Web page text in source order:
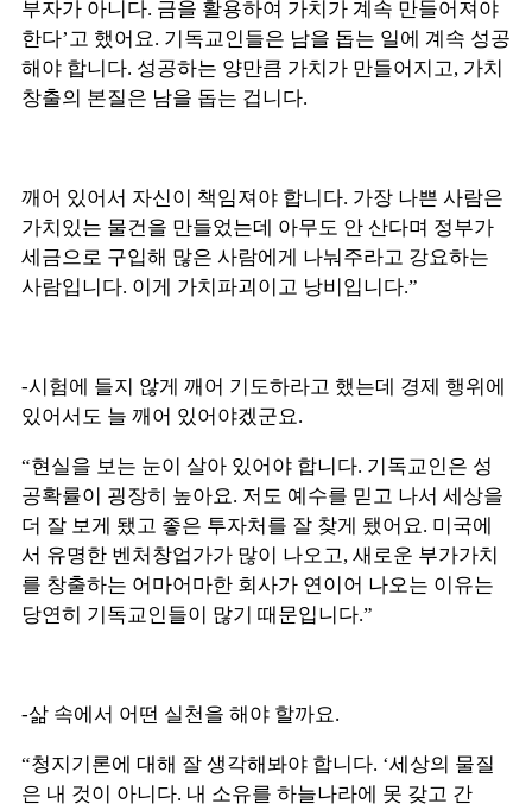
부자가 아니다. 금을 활용하여 가치가 계속 만들어져야
한다’고 했어요. 기독교인들은 남을 돕는 일에 계속 성공
해야 합니다. 성공하는 양만큼 가치가 만들어지고, 가치
창출의 본질은 남을 돕는 겁니다.
깨어 있어서 자신이 책임져야 합니다. 가장 나쁜 사람은
가치있는 물건을 만들었는데 아무도 안 산다며 정부가
세금으로 구입해 많은 사람에게 나눠주라고 강요하는
사람입니다. 이게 가치파괴이고 낭비입니다.”
-시험에 들지 않게 깨어 기도하라고 했는데 경제 행위에
있어서도 늘 깨어 있어야겠군요.
“현실을 보는 눈이 살아 있어야 합니다. 기독교인은 성
공확률이 굉장히 높아요. 저도 예수를 믿고 나서 세상을
더 잘 보게 됐고 좋은 투자처를 잘 찾게 됐어요. 미국에
서 유명한 벤처창업가가 많이 나오고, 새로운 부가가치
를 창출하는 어마어마한 회사가 연이어 나오는 이유는
당연히 기독교인들이 많기 때문입니다.”
-삶 속에서 어떤 실천을 해야 할까요.
“청지기론에 대해 잘 생각해봐야 합니다. ‘세상의 물질
은 내 것이 아니다. 내 소유를 하늘나라에 못 갖고 간